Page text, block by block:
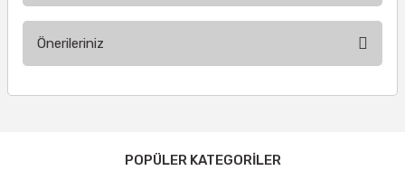
Önerileriniz
Görüş ve önerileriniz için teşekkür ederiz.
POPÜLER KATEGORİLER